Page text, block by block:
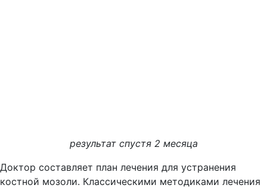
результат спустя 2 месяца
Доктор составляет план лечения для устранения
костной мозоли. Классическими методиками лечения